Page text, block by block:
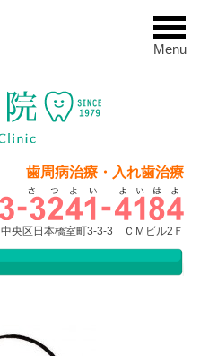
Menu
歯周病治療・入れ歯治療
中央区日本橋室町3-3-3 ＣＭビル2Ｆ